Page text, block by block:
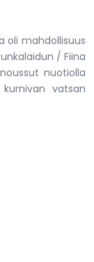
oli mahdollisuus
/ Fiina
nuotiolla
vatsan